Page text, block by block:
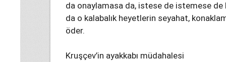
da onaylamasa da, istese de istemese
da o kalabalık heyetlerin seyahat,
öder.
Kruşçev’in ayakkabı müdahalesi